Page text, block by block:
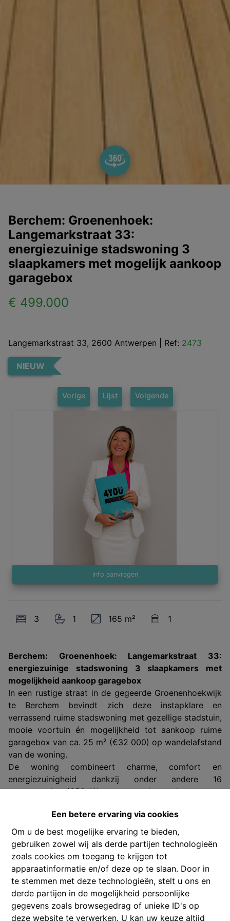
Een betere ervaring via cookies
Om u de best mogelijke ervaring te bieden,
gebruiken zowel wij als derde partijen technologieën
zoals cookies om toegang te krijgen tot
apparaatinformatie en/of deze op te slaan. Door in
te stemmen met deze technologieën, stelt u ons en
derde partijen in de mogelijkheid persoonlijke
gegevens zoals browsegedrag of unieke ID's op
deze website te verwerken. U kan uw keuze altijd
Berchem: Groenenhoek:
Langemarkstraat 33:
energiezuinige stadswoning 3
slaapkamers met mogelijk aankoop
garagebox
€ 499.000
Langemarkstraat 33, 2600 Antwerpen Ref: 2473
NIEUW
Vorige Lijst Volgende
Info aanvragen
3 1 165 m² 1
Berchem: Groenenhoek: Langemarkstraat 33:
energiezuinige stadswoning 3 slaapkamers met
mogelijkheid aankoop garagebox
In een rustige straat in de gegeerde Groenenhoekwijk
te Berchem bevindt zich deze instapklare en
verrassend ruime stadswoning met gezellige stadstuin,
mooie voortuin én mogelijkheid tot aankoop ruime
garagebox van ca. 25 m² (€32 000) op wandelafstand
van de woning.
De woning combineert charme, comfort en
energiezuinigheid dankzij onder andere 16
zonnepanelen (350 Wp per paneel totaal vermogen
het gelijkvloers en in de master bedroom. Bovendien
zorgt de stijlvolle LED-gevelverlichting met instelbare
kleuren voor een moderne en sfeervolle uitstraling.
Met een uitstekende Mobiscore van 9,5/10 geniet u
hier van een topligging vlakbij winkels, scholen,
openbaar vervoer, parken en belangrijke
verbindingswegen.
Indeling:
Gelijkvloers: